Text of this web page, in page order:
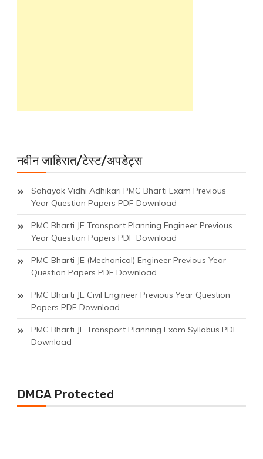
नवीन जाहिरात/टेस्ट/अपडेट्स
Sahayak Vidhi Adhikari PMC Bharti Exam Previous
Year Question Papers PDF Download
PMC Bharti JE Transport Planning Engineer Previous
Year Question Papers PDF Download
PMC Bharti JE (Mechanical) Engineer Previous Year
Question Papers PDF Download
PMC Bharti JE Civil Engineer Previous Year Question
Papers PDF Download
PMC Bharti JE Transport Planning Exam Syllabus PDF
Download
DMCA Protected